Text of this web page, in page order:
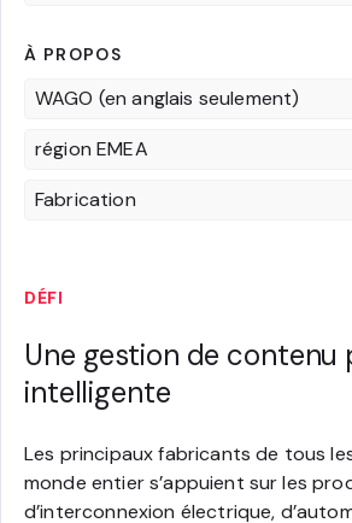
À PROPOS
WAGO (en anglais seulement)
région EMEA
Fabrication
DÉFI
Une gestion de contenu
intelligente
Les principaux fabricants de tous
monde entier s’appuient sur les
d’interconnexion électrique,